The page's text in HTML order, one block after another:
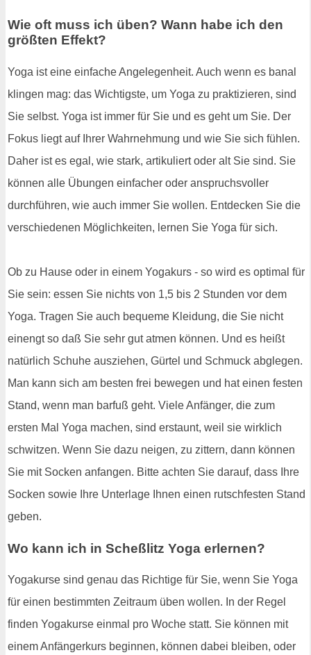
Wie oft muss ich üben? Wann habe ich den
größten Effekt?
Yoga ist eine einfache Angelegenheit. Auch wenn es banal
klingen mag: das Wichtigste, um Yoga zu praktizieren, sind
Sie selbst. Yoga ist immer für Sie und es geht um Sie. Der
Fokus liegt auf Ihrer Wahrnehmung und wie Sie sich fühlen.
Daher ist es egal, wie stark, artikuliert oder alt Sie sind. Sie
können alle Übungen einfacher oder anspruchsvoller
durchführen, wie auch immer Sie wollen. Entdecken Sie die
verschiedenen Möglichkeiten, lernen Sie Yoga für sich.
Ob zu Hause oder in einem Yogakurs - so wird es optimal für
Sie sein: essen Sie nichts von 1,5 bis 2 Stunden vor dem
Yoga. Tragen Sie auch bequeme Kleidung, die Sie nicht
einengt so daß Sie sehr gut atmen können. Und es heißt
natürlich Schuhe ausziehen, Gürtel und Schmuck abglegen.
Man kann sich am besten frei bewegen und hat einen festen
Stand, wenn man barfuß geht. Viele Anfänger, die zum
ersten Mal Yoga machen, sind erstaunt, weil sie wirklich
schwitzen. Wenn Sie dazu neigen, zu zittern, dann können
Sie mit Socken anfangen. Bitte achten Sie darauf, dass Ihre
Socken sowie Ihre Unterlage Ihnen einen rutschfesten Stand
geben.
Wo kann ich in Scheßlitz Yoga erlernen?
Yogakurse sind genau das Richtige für Sie, wenn Sie Yoga
für einen bestimmten Zeitraum üben wollen. In der Regel
finden Yogakurse einmal pro Woche statt. Sie können mit
einem Anfängerkurs beginnen, können dabei bleiben, oder